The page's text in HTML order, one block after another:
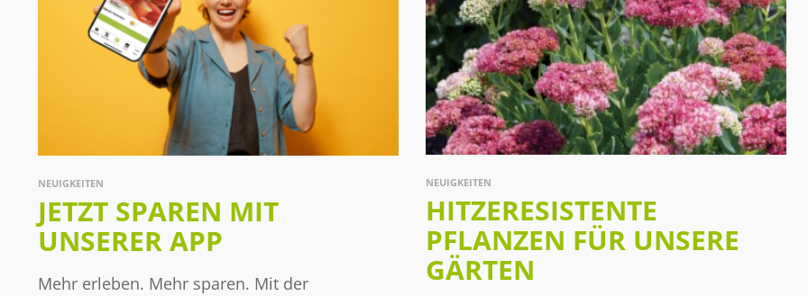
NEUIGKEITEN
JETZT SPAREN MIT
UNSERER APP
Mehr erleben. Mehr sparen. Mit der
NEUIGKEITEN
HITZERESISTENTE
PFLANZEN FÜR UNSERE
GÄRTEN